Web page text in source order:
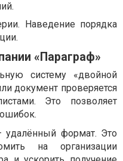
Наведение порядка
«Параграф»
систему «двойной
документ проверяется
Это позволяет
удалённый формат. Это
на организации